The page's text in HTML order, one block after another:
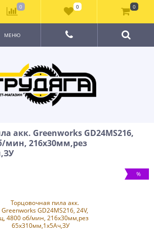
МЕНЮ
акк. Greenworks GD24MS216,
мин, 216x30мм,рез
%
0 0 0